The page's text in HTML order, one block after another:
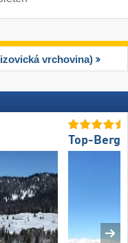
vrchovina)
Top-